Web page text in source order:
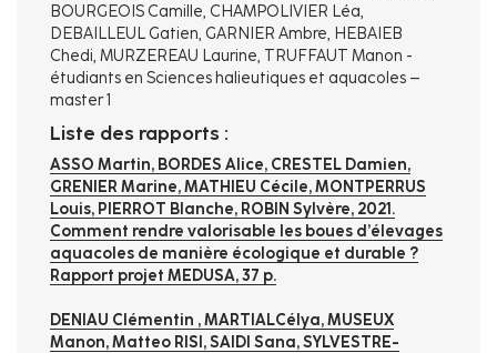
BOURGEOIS Camille, CHAMPOLIVIER Léa,
DEBAILLEUL Gatien, GARNIER Ambre, HEBAIEB
Chedi, MURZEREAU Laurine, TRUFFAUT Manon -
étudiants en Sciences halieutiques et aquacoles –
master 1
Liste des rapports :
ASSO Martin, BORDES Alice, CRESTEL Damien,
GRENIER Marine, MATHIEU Cécile, MONTPERRUS
Louis, PIERROT Blanche, ROBIN Sylvère, 2021.
Comment rendre valorisable les boues d’élevages
aquacoles de manière écologique et durable ?
Rapport projet MEDUSA, 37 p.
DENIAU Clémentin , MARTIALCélya, MUSEUX
Manon, Matteo RISI, SAIDI Sana, SYLVESTRE-